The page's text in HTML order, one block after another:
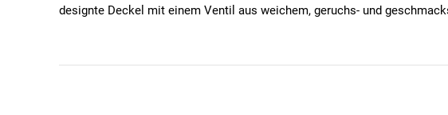
designte Deckel mit einem Ventil aus weichem, geruchs- und